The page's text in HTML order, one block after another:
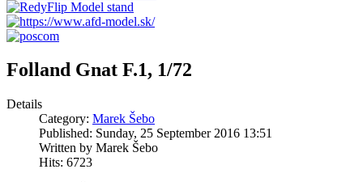
Folland Gnat F.1, 1/72
Details
Category: Marek Šebo
Published: Sunday, 25 September 2016 13:51
Written by Marek Šebo
Hits: 6723